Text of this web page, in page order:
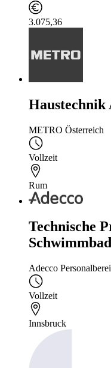
3.075,36
METRO Österreich
Vollzeit
Rum
Technische
Adecco
Vollzeit
Innsbruck